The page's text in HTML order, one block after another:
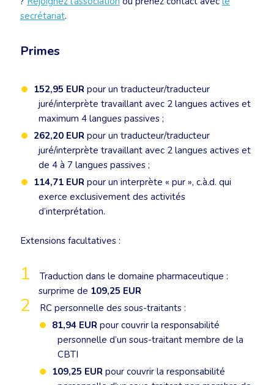
secrétariat.
Primes
152,95 EUR pour un traducteur/traducteur
juré/interprète travaillant avec 2 langues actives et
maximum 4 langues passives ;
262,20 EUR pour un traducteur/traducteur
juré/interprète travaillant avec 2 langues actives et
de 4 à 7 langues passives ;
114,71 EUR pour un interprète « pur », c.à.d. qui
exerce exclusivement des activités
d’interprétation.
Extensions facultatives :
Traduction dans le domaine pharmaceutique :
surprime de 109,25 EUR
RC personnelle des sous-traitants :
81,94 EUR pour couvrir la responsabilité
personnelle d’un sous-traitant membre de la
CBTI
109,25 EUR pour couvrir la responsabilité